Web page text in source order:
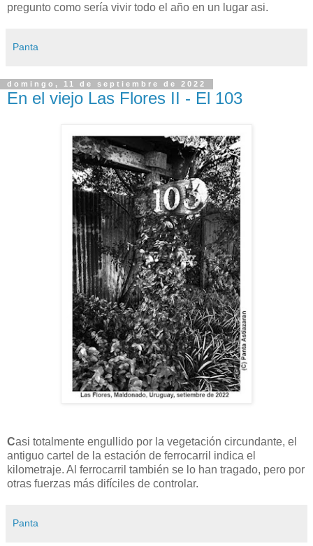
pregunto como sería vivir todo el año en un lugar asi.
Panta
domingo, 11 de septiembre de 2022
En el viejo Las Flores II - El 103
Casi totalmente engullido por la vegetación circundante, el
antiguo cartel de la estación de ferrocarril indica el
kilometraje. Al ferrocarril también se lo han tragado, pero por
otras fuerzas más difíciles de controlar.
Panta